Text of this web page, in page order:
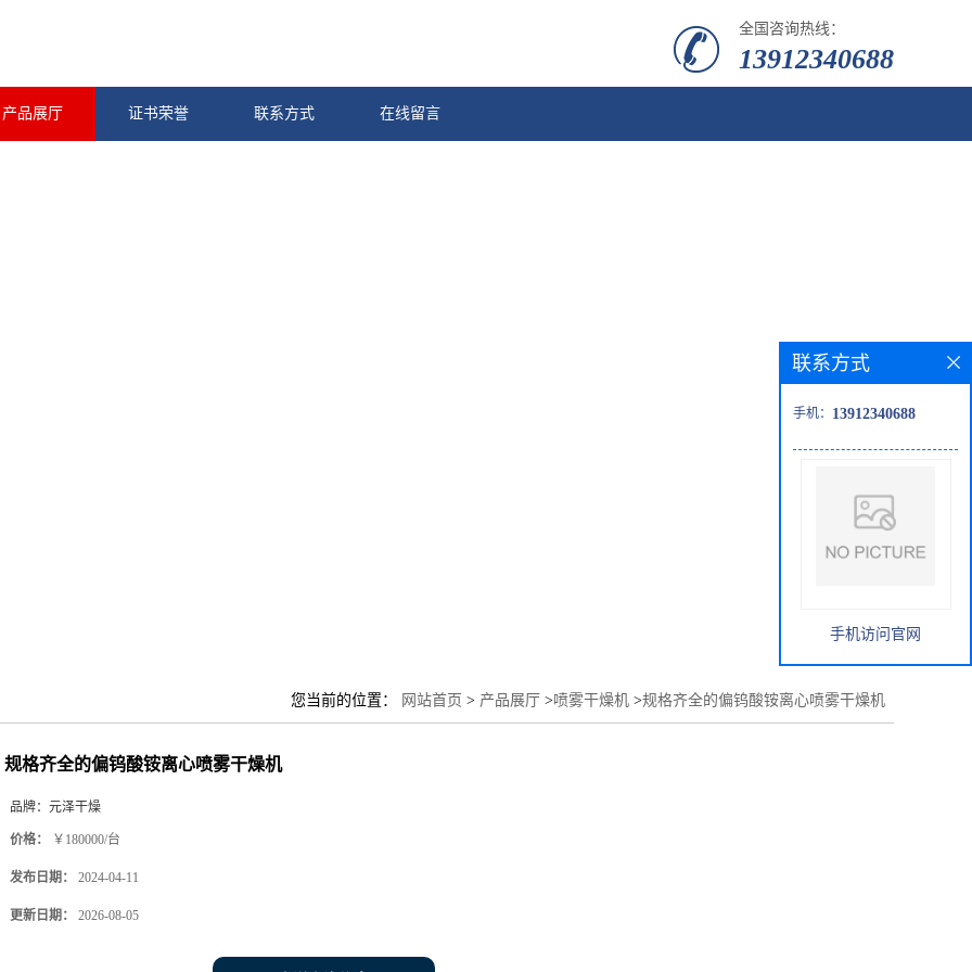
全国咨询热线：
13912340688
产品展厅 证书荣誉 联系方式 在线留言
您当前的位置： 网站首页 > 产品展厅 >喷雾干燥机 >规格齐全的偏钨酸铵离心喷雾干燥机
规格齐全的偏钨酸铵离心喷雾干燥机
品牌： 元泽干燥
价格： ￥180000/台
发布日期： 2024-04-11
更新日期： 2026-08-05
联系方式
手机： 13912340688
手机访问官网